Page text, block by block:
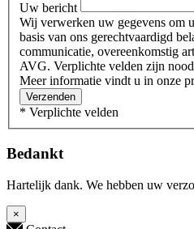
Uw bericht
Wij verwerken uw gegevens om
basis van ons gerechtvaardigd
communicatie, overeenkomstig
AVG. Verplichte velden zijn
Meer informatie vindt u in onze
Verzenden
* Verplichte velden
Bedankt
Hartelijk dank. We hebben uw
×